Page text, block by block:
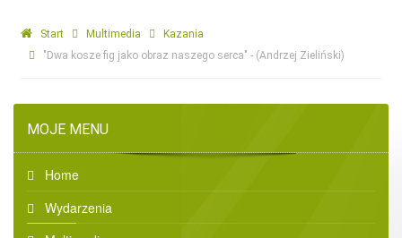
Start Multimedia
Kazania
"Dwa kosze fig jako obraz naszego serca" - (Andrzej Zieliński)
MOJE MENU
Home
Wydarzenia